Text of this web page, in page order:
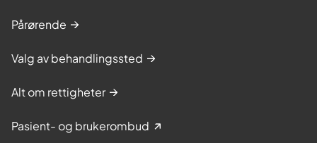
Pårørende
Valg av behandlingssted
Alt om rettigheter
Pasient- og brukerombud